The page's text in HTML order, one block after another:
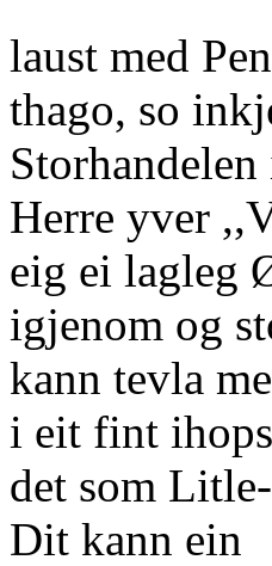
laust med
thago, so
Herre yver
eig ei lagleg
igjenom og
kann tevla
i eit fint
det som
Dit kann ein